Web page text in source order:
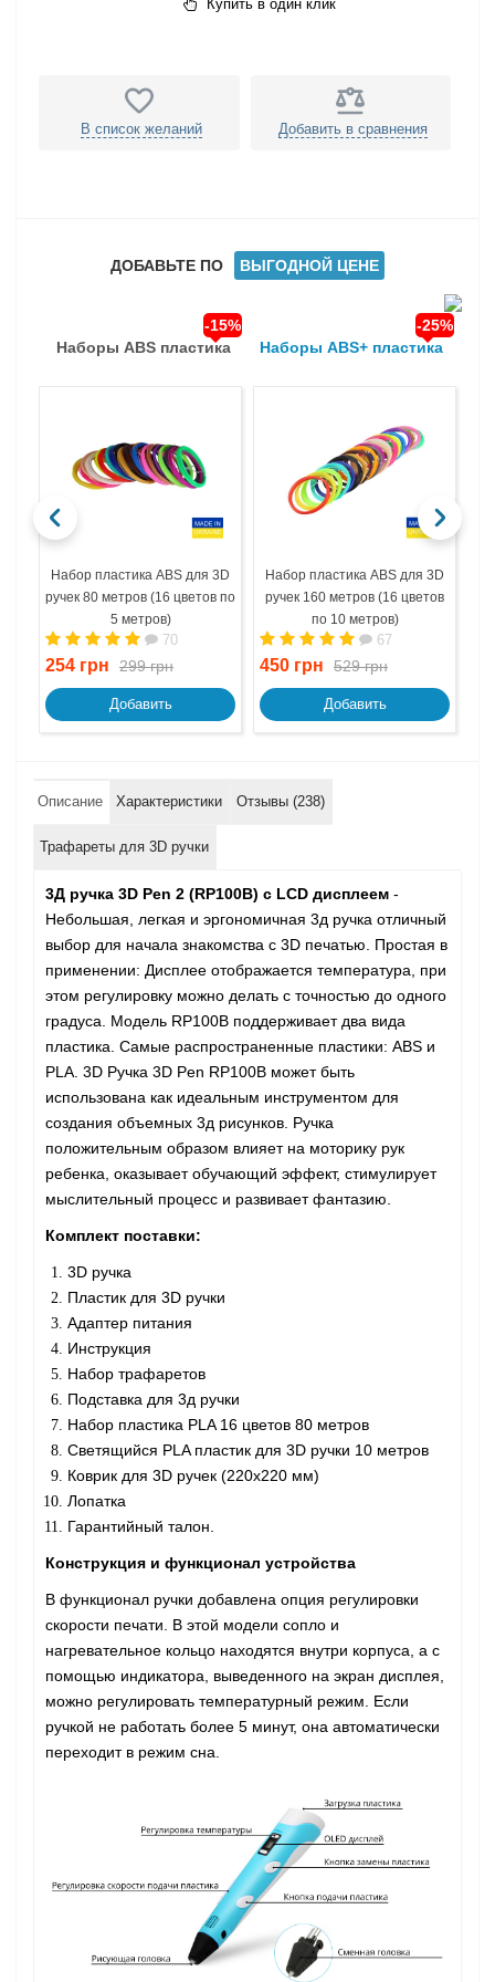
Купить в один клик
В список желаний Добавить в сравнения
ДОБАВЬТЕ ПО ВЫГОДНОЙ ЦЕНЕ
Наборы ABS пластика
-15%
Наборы ABS+ пластика
-25%
Набор пластика ABS для 3D
ручек 80 метров (16 цветов по
5 метров)
70
254 грн 299 грн
Добавить
Набор пластика ABS для 3D
ручек 160 метров (16 цветов
по 10 метров)
67
450 грн 529 грн
Добавить
Описание Характеристики Отзывы (238)
Трафареты для 3D ручки
3Д ручка 3D Pen 2 (RP100B) c LCD дисплеем -
Небольшая, легкая и эргономичная 3д ручка отличный
выбор для начала знакомства с 3D печатью. Простая в
применении: Дисплее отображается температура, при
этом регулировку можно делать с точностью до одного
градуса. Модель RP100B поддерживает два вида
пластика. Самые распространенные пластики: ABS и
PLA. 3D Ручка 3D Pen RP100B может быть
использована как идеальным инструментом для
создания объемных 3д рисунков. Ручка
положительным образом влияет на моторику рук
ребенка, оказывает обучающий эффект, стимулирует
мыслительный процесс и развивает фантазию.
Комплект поставки:
3D ручка
Пластик для 3D ручки
Адаптер питания
Инструкция
Набор трафаретов
Подставка для 3д ручки
Набор пластика PLA 16 цветов 80 метров
Светящийся PLA пластик для 3D ручки 10 метров
Коврик для 3D ручек (220x220 мм)
Лопатка
Гарантийный талон.
Конструкция и функционал устройства
В функционал ручки добавлена опция регулировки
скорости печати. В этой модели сопло и
нагревательное кольцо находятся внутри корпуса, а с
помощью индикатора, выведенного на экран дисплея,
можно регулировать температурный режим. Если
ручкой не работать более 5 минут, она автоматически
переходит в режим сна.